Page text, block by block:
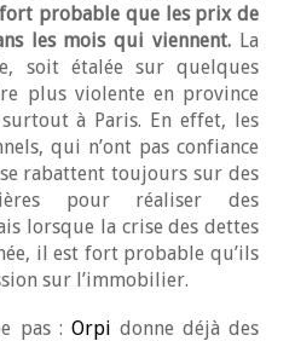
probable que les prix de
les mois qui viennent. La
soit étalée sur quelques
plus violente en province
à Paris. En effet, les
qui n’ont pas confiance
rabattent toujours sur des
pour réaliser des
lorsque la crise des dettes
il est fort probable qu’ils
sur l’immobilier.
pas : Orpi donne déjà des